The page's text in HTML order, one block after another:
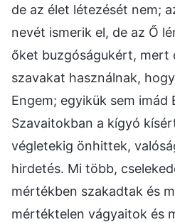
de az élet létezését nem;
nevét ismerik el, de az Ő
őket buzgóságukért, mert
szavakat használnak,
Engem; egyikük sem imád
Szavaitokban a kígyó
végletekig önhittek,
hirdetés. Mi több,
mértékben szakadtak és
mértéktelen vágyaitok és